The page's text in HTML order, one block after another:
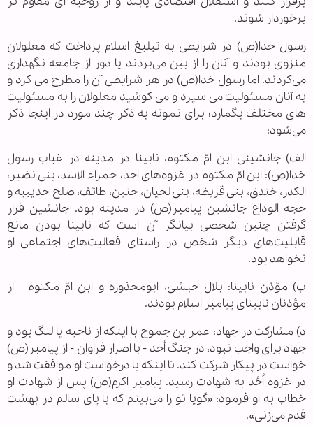
برخوردار شوند.
رسول خدا(ص) در شرایطی به تبلیغ اسلام پرداخت که معلولان
منزوی بودند و آنان را از بین می‌بردند یا دور از جامعه نگهداری
می‌کردند. اما رسول خدا(ص) در هر شرایطی آن را مطرح می کرد و
به آنان مسئولیت می سپرد و می کوشید معلولان را به مسئولیت
های مختلف بگمارد؛ برای نمونه به ذکر چند مورد در اینجا ذکر
می‌شود:
الف) جانشینی ابن امّ مکتوم، نابینا در مدینه در غیاب رسول
خدا(ص): ابن امّ مکتوم در غزوه‌های احد، حمراء الاسد، بنی نضیر،
الکدر، خندق، بنی قریظه، بنی لحیان، حنین، طائف، صلح حدیبیه و
حجه الوداع جانشین پیامبر(ص) در مدینه بود. جانشین قرار
گرفتن چنین شخصی بیانگر آن است که نابینا بودن مانع
قابلیت‌های دیگر شخص در راستای فعالیت‌های اجتماعی او
نخواهد بود.
ب) مؤذن نابینا: بلال حبشی، ابومحذوره و ابن امّ مکتوم از
مؤذنان نابینای پیامبر اسلام بودند.
د) مشارکت در جهاد: عمر بن جموح با اینکه از ناحیه پا لنگ بود و
جهاد برای واجب نبود، در جنگ اُحد - با اصرار فراوان - از پیامبر(ص)
خواست در پیکار شرکت کند. تا اینکه با درخواست او موافقت شد و
در غزوه اُحُد به شهادت رسید. پیامبر اکرم(ص) پس از شهادت او
خطاب به او فرمود: «گویا تو را می‌بینم که با پای سالم در بهشت
قدم می‌زنی».